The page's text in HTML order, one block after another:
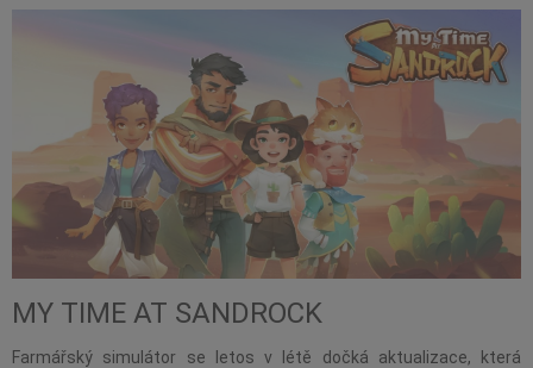
MY TIME AT SANDROCK
Farmářský simulátor se letos v létě dočká aktualizace, která